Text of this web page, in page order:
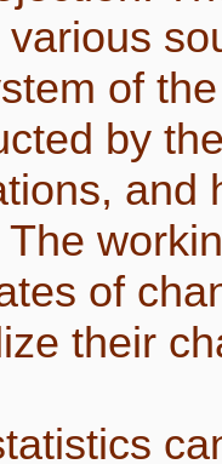
of
by
and
of
their
can